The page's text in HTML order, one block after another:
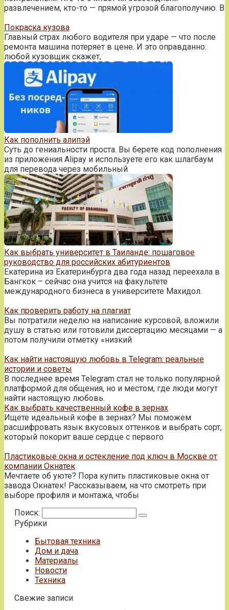
развлечением, кто-то — прямой угрозой благополучию. В
Покраска кузова
Главный страх любого водителя при ударе — что после
ремонта машина потеряет в цене. И это оправданно:
любой кузовщик скажет,
Как пополнить алипэй
Суть до гениальности проста. Вы берете код пополнения
из приложения Alipay и используете его как шлагбаум
для перевода через мобильный
Как выбрать университет в Таиланде: пошаговое
руководство для российских абитуриентов
Екатерина из Екатеринбурга два года назад переехала в
Бангкок – сейчас она учится на факультете
международного бизнеса в университете Махидол.
Как проверить работу на плагиат
Вы потратили неделю на написание курсовой, вложили
душу в статью или готовили диссертацию месяцами — а
потом получили отметку «низкий
Как найти настоящую любовь в Telegram: реальные
истории и советы
В последнее время Telegram стал не только популярной
платформой для общения, но и местом, где люди могут
найти настоящую любовь.
Как выбрать качественный кофе в зернах
Ищете идеальный кофе в зернах? Мы поможем
расшифровать язык вкусовых оттенков и выбрать сорт,
который покорит ваше сердце с первого
Пластиковые окна и остекление под ключ в Москве от
компании Окнатек
Мечтаете об уюте? Пора купить пластиковые окна от
завода Окнатек! Рассказываем, на что смотреть при
выборе профиля и монтажа, чтобы
Поиск:
Рубрики
Бытовая техника
Дом и дача
Материалы
Новости
Техника
Свежие записи